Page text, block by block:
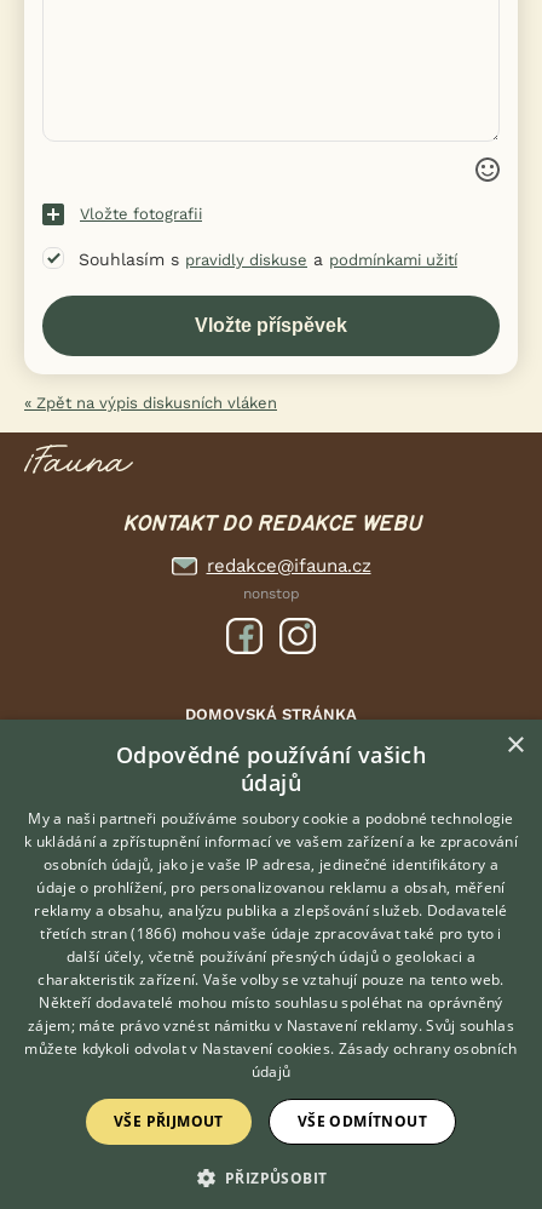
Vložte fotografii
Souhlasím s pravidly diskuse a podmínkami užití
« Zpět na výpis diskusních vláken
KONTAKT DO REDAKCE WEBU
redakce@ifauna.cz
nonstop
DOMOVSKÁ STRÁNKA
INZERCE
DISKUSE
ČLÁNKY
ATLAS
O nás
Kontakt
Možnosti zvýraznění inzerátů
Podmínky užití
Zpracování osobních údajů
Přihlášení
Registrace
Hledáte zvířecího kamaráda?
Zdarma vám poradí
VETERINÁŘ ONLINE
KONZULTOVAT S
VETERINÁŘEM
×
Odpovědné používání vašich
údajů
My a naši partneři používáme soubory cookie a podobné technologie
k ukládání a zpřístupnění informací ve vašem zařízení a ke zpracování
osobních údajů, jako je vaše IP adresa, jedinečné identifikátory a
údaje o prohlížení, pro personalizovanou reklamu a obsah, měření
reklamy a obsahu, analýzu publika a zlepšování služeb. Dodavatelé
třetích stran (1866) mohou vaše údaje zpracovávat také pro tyto i
další účely, včetně používání přesných údajů o geolokaci a
charakteristik zařízení. Vaše volby se vztahují pouze na tento web.
Někteří dodavatelé mohou místo souhlasu spoléhat na oprávněný
zájem; máte právo vznést námitku v Nastavení reklamy. Svůj souhlas
můžete kdykoli odvolat v Nastavení cookies. Zásady ochrany osobních
údajů
VŠE PŘIJMOUT VŠE ODMÍTNOUT
PŘIZPŮSOBIT